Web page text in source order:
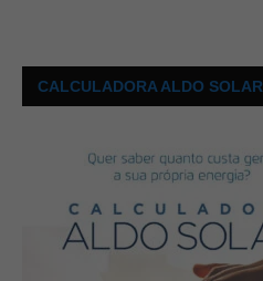
CALCULADORA ALDO SOLAR